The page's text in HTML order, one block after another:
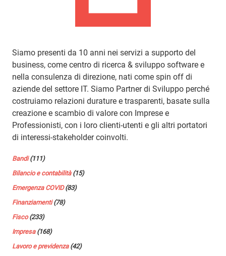
Siamo presenti da 10 anni nei servizi a supporto del
business, come centro di ricerca & sviluppo software e
nella consulenza di direzione, nati come spin off di
aziende del settore IT. Siamo Partner di Sviluppo perché
costruiamo relazioni durature e trasparenti, basate sulla
creazione e scambio di valore con Imprese e
Professionisti, con i loro clienti-utenti e gli altri portatori
di interessi-stakeholder coinvolti.
Bandi(111)
Bilancio e contabilità(15)
Emergenza COVID(83)
Finanziamenti(78)
Fisco(233)
Impresa(168)
Lavoro e previdenza(42)